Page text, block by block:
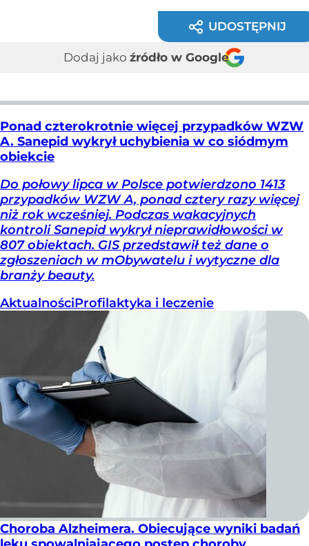
UDOSTĘPNIJ
Dodaj jako źródło w Google
Ponad czterokrotnie więcej przypadków WZW
A. Sanepid wykrył uchybienia w co siódmym
obiekcie
Do połowy lipca w Polsce potwierdzono 1413
przypadków WZW A, ponad cztery razy więcej
niż rok wcześniej. Podczas wakacyjnych
kontroli Sanepid wykrył nieprawidłowości w
807 obiektach. GIS przedstawił też dane o
zgłoszeniach w mObywatelu i wytyczne dla
branży beauty.
AktualnościProfilaktyka i leczenie
Choroba Alzheimera. Obiecujące wyniki badań